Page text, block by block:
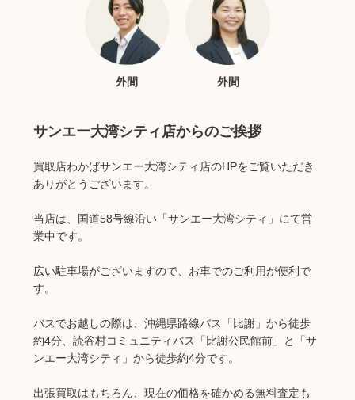
外間 外間
サンエー大湾シティ店からのご挨拶
買取店わかばサンエー大湾シティ店のHPをご覧いただき
ありがとうございます。
当店は、国道58号線沿い「サンエー大湾シティ」にて営
業中です。
広い駐車場がございますので、お車でのご利用が便利で
す。
バスでお越しの際は、沖縄県路線バス「比謝」から徒歩
約4分、読谷村コミュニティバス「比謝公民館前」と「サ
ンエー大湾シティ」から徒歩約4分です。
出張買取はもちろん、現在の価格を確かめる無料査定も